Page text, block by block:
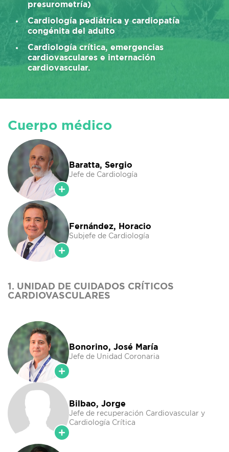
presurometría)
Cardiología pediátrica y cardiopatía
congénita del adulto
Cardiología crítica, emergencias
cardiovasculares e internación
cardiovascular.
Cuerpo médico
Baratta, Sergio
Jefe de Cardiología
Fernández, Horacio
Subjefe de Cardiología
1. UNIDAD DE CUIDADOS CRÍTICOS
CARDIOVASCULARES
Bonorino, José María
Jefe de Unidad Coronaria
Bilbao, Jorge
Jefe de recuperación Cardiovascular y
Cardiología Crítica